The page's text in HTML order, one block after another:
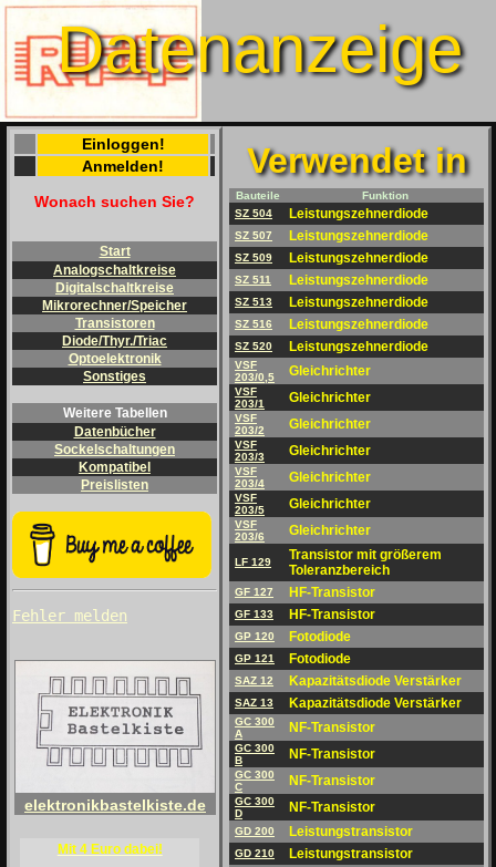
Datenanzeige
Einloggen!
Anmelden!
Wonach suchen Sie?
Start
Analogschaltkreise
Digitalschaltkreise
Mikrorechner/Speicher
Transistoren
Diode/Thyr./Triac
Optoelektronik
Sonstiges
Weitere Tabellen
Datenbücher
Sockelschaltungen
Kompatibel
Preislisten
Fehler melden
elektronikbastelkiste.de
Mit 4 Euro dabei!
Verwendet in
Bauteile
Funktion
SZ 504
Leistungszehnerdiode
SZ 507 Leistungszehnerdiode
SZ 509 Leistungszehnerdiode
SZ 511 Leistungszehnerdiode
SZ 513 Leistungszehnerdiode
SZ 516 Leistungszehnerdiode
SZ 520 Leistungszehnerdiode
VSF
203/0,5
Gleichrichter
VSF
203/1
Gleichrichter
VSF
203/2
Gleichrichter
VSF
203/3
Gleichrichter
VSF
203/4
Gleichrichter
VSF
203/5
Gleichrichter
VSF
203/6
Gleichrichter
LF 129
Transistor mit größerem
Toleranzbereich
GF 127 HF-Transistor
GF 133 HF-Transistor
GP 120 Fotodiode
GP 121 Fotodiode
SAZ 12 Kapazitätsdiode Verstärker
SAZ 13 Kapazitätsdiode Verstärker
GC 300
A
NF-Transistor
GC 300
B
NF-Transistor
GC 300
C
NF-Transistor
GC 300
D
NF-Transistor
GD 200 Leistungstransistor
GD 210 Leistungstransistor